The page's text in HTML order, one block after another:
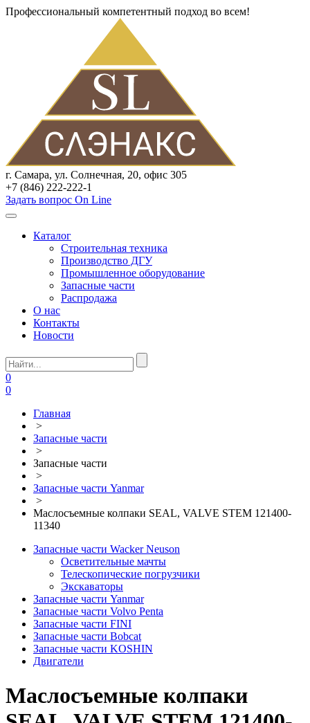
Профессиональный компетентный подход во всем!
г. Самара, ул. Солнечная, 20, офис 305
+7 (846) 222-222-1
Задать вопрос On Line
Каталог
Строительная техника
Производство ДГУ
Промышленное оборудование
Запасные части
Распродажа
О нас
Контакты
Новости
0
0
Главная
>
Запасные части
>
Запасные части
>
Запасные части Yanmar
>
Маслосъемные колпаки SEAL, VALVE STEM 121400-
11340
Запасные части Wacker Neuson
Осветительные мачты
Телескопические погрузчики
Экскаваторы
Запасные части Yanmar
Запасные части Volvo Penta
Запасные части FINI
Запасные части Bobcat
Запасные части KOSHIN
Двигатели
Маслосъемные колпаки